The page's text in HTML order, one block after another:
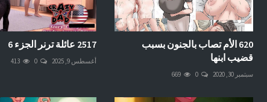
620 الأم تصاب بالجنون بسبب
قضيب ابنها
سبتمبر 30, 2020 0
669
2517 عائلة ترنر الجزء 6
أغسطس 9, 2025 0
413